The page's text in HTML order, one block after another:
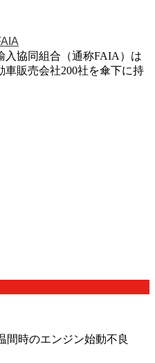
入協同組合（通称FAIA）は
車販売会社200社を傘下に持
間時のエンジン始動不良